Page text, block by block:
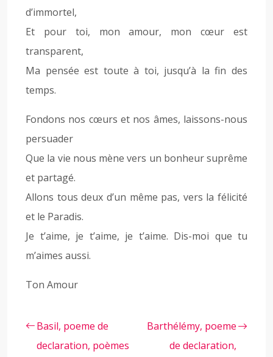
d’immortel,
Et pour toi, mon amour, mon cœur est
transparent,
Ma pensée est toute à toi, jusqu’à la fin des
temps.
Fondons nos cœurs et nos âmes, laissons-nous
persuader
Que la vie nous mène vers un bonheur suprême
et partagé.
Allons tous deux d’un même pas, vers la félicité
et le Paradis.
Je t’aime, je t’aime, je t’aime. Dis-moi que tu
m’aimes aussi.
Ton Amour
Basil, poeme de
declaration, poèmes
Barthélémy, poeme
de declaration,